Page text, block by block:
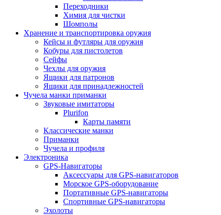
Переходники
Химия для чистки
Шомполы
Хранение и транспортировка оружия
Кейсы и футляры для оружия
Кобуры для пистолетов
Сейфы
Чехлы для оружия
Ящики для патронов
Ящики для принадлежностей
Чучела манки приманки
Звуковые имитаторы
Plurifon
Карты памяти
Классические манки
Приманки
Чучела и профиля
Электроника
GPS-Навигаторы
Аксессуары для GPS-навигаторов
Морское GPS-оборудование
Портативные GPS-навигаторы
Спортивные GPS-навигаторы
Эхолоты